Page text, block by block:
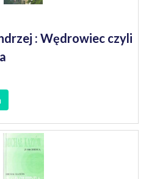
: Wędrowiec czyli